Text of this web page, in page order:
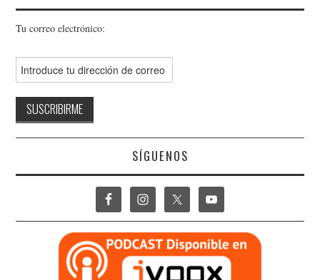
Tu correo electrónico:
SÍGUENOS